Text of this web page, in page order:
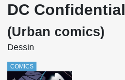
DC Confidential
(Urban comics)
Dessin
COMICS